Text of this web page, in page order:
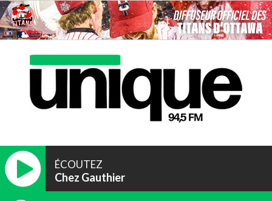
ÉCOUTEZ
Chez Gauthier